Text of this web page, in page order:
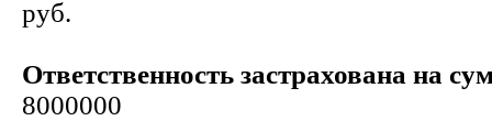
руб.
Ответственность застрахована на
8000000